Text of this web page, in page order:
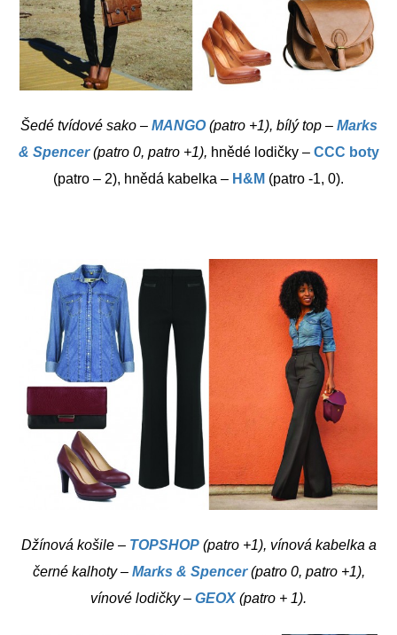
Šedé tvídové sako – MANGO(patro +1), bílý top – Marks
& Spencer(patro 0, patro +1), hnědé lodičky – CCC boty
(patro – 2), hnědá kabelka – H&M (patro -1, 0).
Džínová košile – TOPSHOP(patro +1), vínová kabelka a
černé kalhoty – Marks & Spencer(patro 0, patro +1),
vínové lodičky – GEOX(patro + 1).